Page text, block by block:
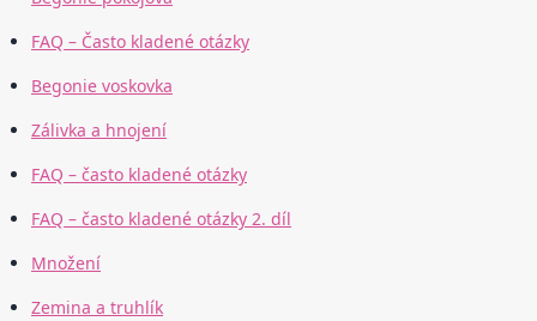
FAQ – Často kladené otázky
Begonie voskovka
Zálivka a hnojení
FAQ – často kladené otázky
FAQ – často kladené otázky 2. díl
Množení
Zemina a truhlík